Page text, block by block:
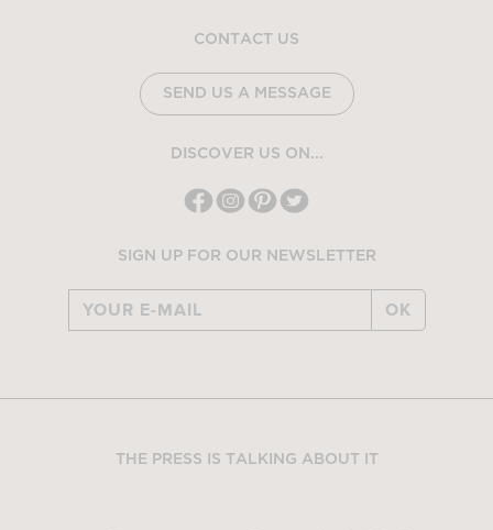
CONTACT US
SEND US A MESSAGE
DISCOVER US ON...
SIGN UP FOR OUR NEWSLETTER
OK
THE PRESS IS TALKING ABOUT IT